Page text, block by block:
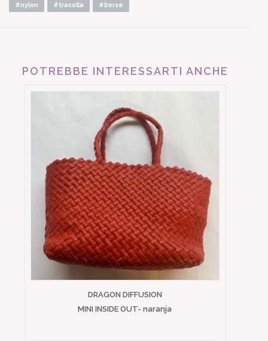
#nylon #tracolla #borse
POTREBBE INTERESSARTI ANCHE
DRAGON DIFFUSION
MINI INSIDE OUT- naranja